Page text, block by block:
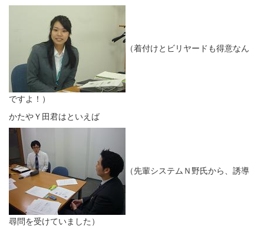
（着付けとビリヤードも得意なん
ですよ！）
かたやＹ田君はといえば
（先輩システムＮ野氏から、誘導
尋問を受けていました）